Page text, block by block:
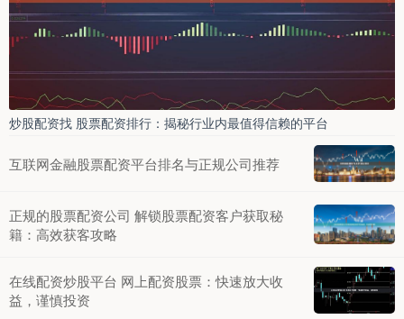
炒股配资找 股票配资排行：揭秘行业内最值得信赖的平台
互联网金融股票配资平台排名与正规公司推荐
正规的股票配资公司 解锁股票配资客户获取秘
籍：高效获客攻略
在线配资炒股平台 网上配资股票：快速放大收
益，谨慎投资